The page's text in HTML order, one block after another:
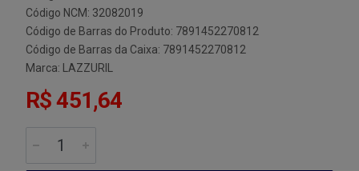
Código NCM: 32082019
Código de Barras do Produto: 7891452270812
Código de Barras da Caixa: 7891452270812
Marca:
LAZZURIL
R$ 451,64